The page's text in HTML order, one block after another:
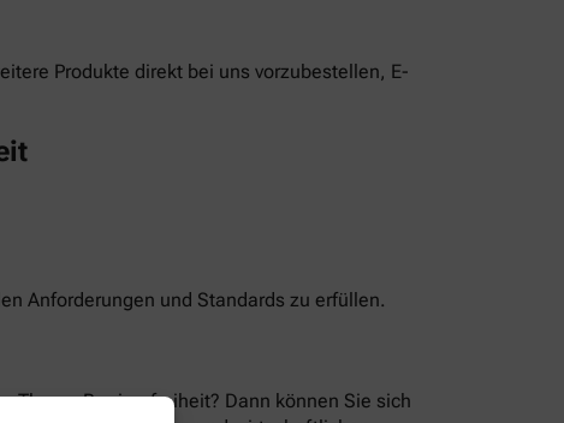
Produkte direkt bei uns vorzubestellen, E-
Anforderungen und Standards zu erfüllen.
Thema Barrierefreiheit? Dann können Sie sich